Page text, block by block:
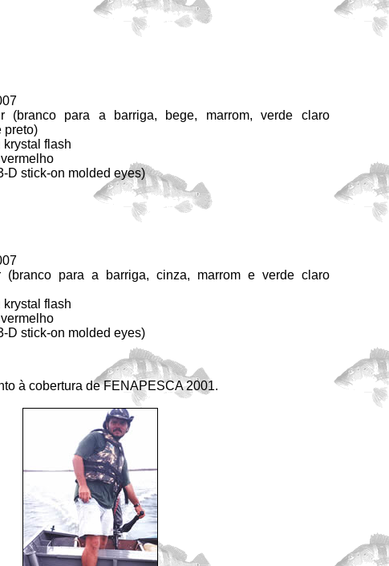
(branco para a barriga, bege, marrom, verde claro
preto)
flash
D stick-on molded eyes)
(branco para a barriga, cinza, marrom e verde claro
flash
D stick-on molded eyes)
à cobertura de FENAPESCA 2001.